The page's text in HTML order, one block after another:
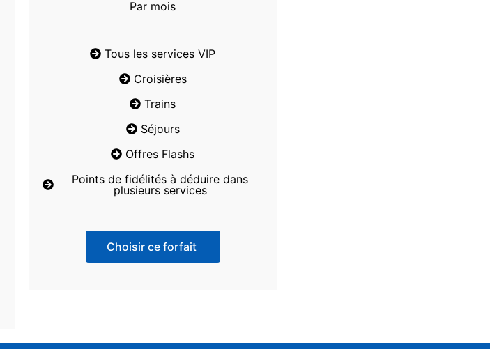
Par mois
Tous les services VIP
Croisières
Trains
Séjours
Offres Flashs
Points de fidélités à déduire dans
plusieurs services
Choisir ce forfait